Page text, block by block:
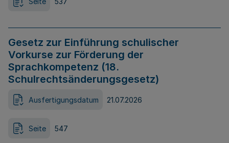
Gesetz zur Einführung schulischer
Vorkurse zur Förderung der
Sprachkompetenz (18.
Schulrechtsänderungsgesetz)
Ausfertigungsdatum 21.07.2026
Seite 547